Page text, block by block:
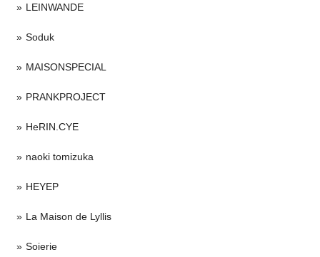
LEINWANDE
Soduk
MAISONSPECIAL
PRANKPROJECT
HeRIN.CYE
naoki tomizuka
HEYEP
La Maison de Lyllis
Soierie